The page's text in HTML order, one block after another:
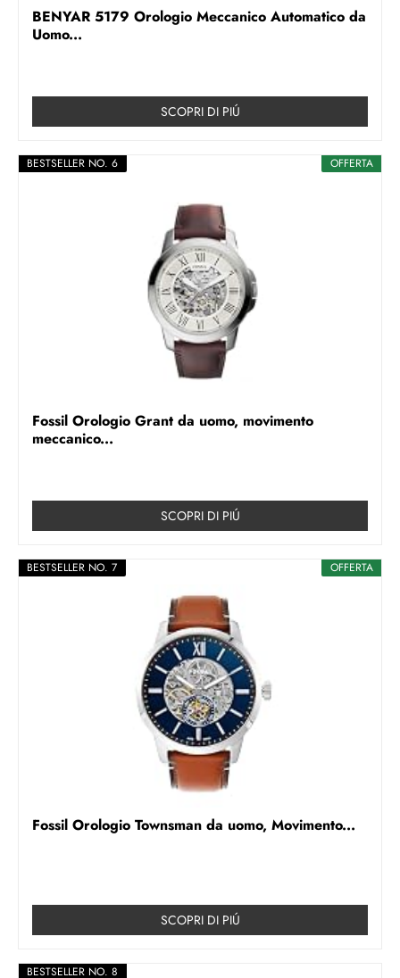
BENYAR 5179 Orologio Meccanico Automatico da
Uomo...
SCOPRI DI PIÚ
OFFERTA
BESTSELLER NO. 6
Fossil Orologio Grant da uomo, movimento
meccanico...
SCOPRI DI PIÚ
OFFERTA
BESTSELLER NO. 7
Fossil Orologio Townsman da uomo, Movimento...
SCOPRI DI PIÚ
BESTSELLER NO. 8